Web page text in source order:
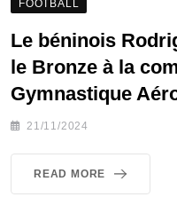
FOOTBALL
Le béninois
le Bronze à la
Gymnastique
21/11/2024
READ MORE